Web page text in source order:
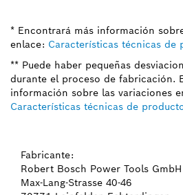
* Encontrará más información
enlace: Características técnicas de
** Puede haber pequeñas
durante el proceso de fabricación.
información sobre las variaciones
Características técnicas de
Fabricante:
Robert Bosch Power Tools GmbH
Max-Lang-Strasse 40-46